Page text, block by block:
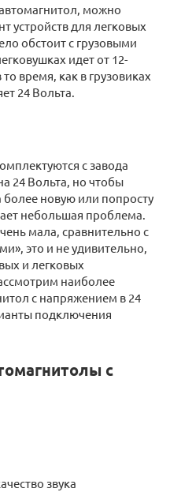
можно
устройств для легковых
обстоит с грузовыми
идет от 12-
время, как в грузовиках
24 Вольта.
с завода
24 Вольта, но чтобы
более новую или попросту
небольшая проблема.
мала, сравнительно с
это и не удивительно,
и легковых
наиболее
с напряжением в 24
подключения
с
звука